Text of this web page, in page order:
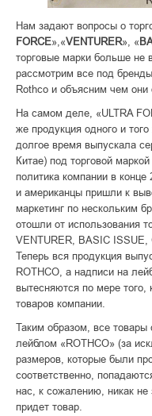
Нам задают вопросы о
FORCE»,«VENTURER», «
торговые марки больше
рассмотрим все под
Rothco и объясним чем они
На самом деле, «ULTRA
же продукция одного и
долгое время выпускала
Китае) под торговой
политика компании в
и американцы пришли к
маркетинг по нескольким
отошли от использования
VENTURER, BASIC ISSUE,
Теперь вся продукция
ROTHCO, а надписи на
вытесняются по мере того,
товаров компании.
Таким образом, все товары
лейблом «ROTHCO» (за
размеров, которые были
соответственно,
нас, к сожалению, никак не
придет товар.